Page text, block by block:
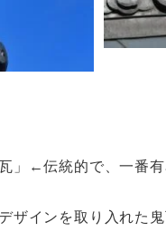
」←伝統的で、一番
ザインを取り入れた